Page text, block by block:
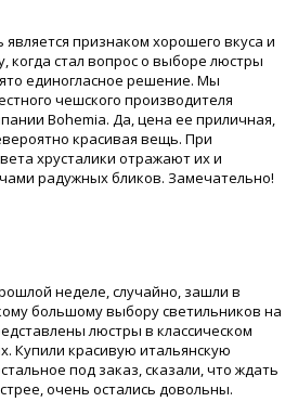
признаком хорошего вкуса и
когда стал вопрос о выборе люстры
единогласное решение. Мы
чешского производителя
Bohemia. Да, цена ее приличная,
красивая вещь. При
хрусталики отражают их и
радужных бликов. Замечательно!
неделе, случайно, зашли в
большому выбору светильников на
люстры в классическом
Купили красивую итальянскую
под заказ, сказали, что ждать
очень остались довольны.